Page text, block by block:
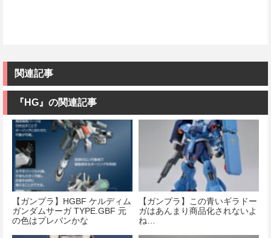
関連記事
『HG』の関連記事
【ガンプラ】HGBF ケルディム
ガンダムサーガ TYPE.GBF 元
の色はプレバンかな
【ガンプラ】この青いギラドー
ガはあんまり商品化されないよ
ね…